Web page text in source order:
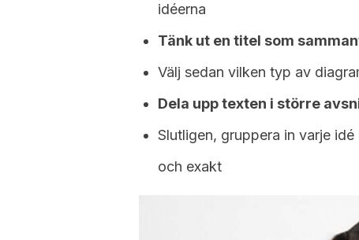
idéerna
Tänk ut en titel som
Välj sedan vilken typ av
Dela upp texten i större
Slutligen, gruppera in varje
och exakt